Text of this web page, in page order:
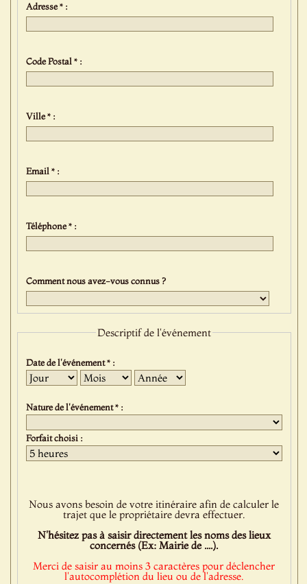
Adresse * :
Code Postal * :
Ville * :
Email * :
Téléphone * :
Comment nous avez-vous connus ?
Descriptif de l'événement
Date de l'événement * :
Jour Mois Année
Nature de l'événement * :
Forfait choisi :
Nous avons besoin de votre itinéraire afin de calculer le
trajet que le propriétaire devra effectuer.
N'hésitez pas à saisir directement les noms des lieux
concernés (Ex: Mairie de ....).
Merci de saisir au moins 3 caractères pour déclencher
l'autocomplétion du lieu ou de l'adresse.